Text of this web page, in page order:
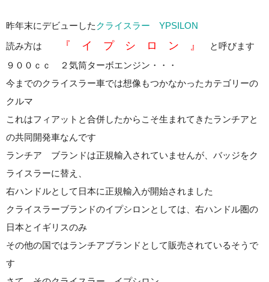
昨年末にデビューしたクライスラー YPSILON
読み方は
『 イ プ シ ロ ン 』
と呼びます
９００ｃｃ ２気筒ターボエンジン・・・
今までのクライスラー車では想像もつかなかったカテゴリーの
クルマ
これはフィアットと合併したからこそ生まれてきたランチアと
の共同開発車なんです
ランチア ブランドは正規輸入されていませんが、バッジをク
ライスラーに替え、
右ハンドルとして日本に正規輸入が開始されました
クライスラーブランドのイプシロンとしては、右ハンドル圏の
日本とイギリスのみ
その他の国ではランチアブランドとして販売されているそうで
す